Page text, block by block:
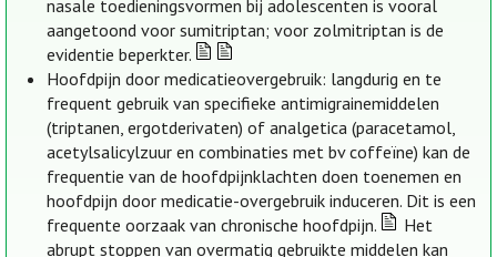
nasale toedieningsvormen bij adolescenten is vooral
aangetoond voor sumitriptan; voor zolmitriptan is de
evidentie beperkter.
Hoofdpijn door medicatieovergebruik: langdurig en te
frequent gebruik van specifieke antimigrainemiddelen
(triptanen, ergotderivaten) of analgetica (paracetamol,
acetylsalicylzuur en combinaties met bv coffeïne) kan de
frequentie van de hoofdpijnklachten doen toenemen en
hoofdpijn door medicatie-overgebruik induceren. Dit is een
frequente oorzaak van chronische hoofdpijn.
Het
abrupt stoppen van overmatig gebruikte middelen kan